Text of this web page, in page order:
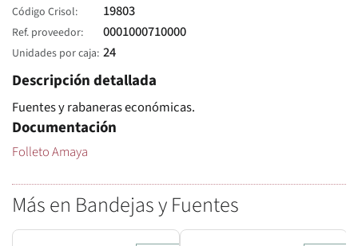
Código Crisol 19803
Ref. proveedor 0001000710000
Unidades por caja 24
Descripción detallada
Fuentes y rabaneras económicas.
Documentación
Folleto Amaya
Más en Bandejas y Fuentes